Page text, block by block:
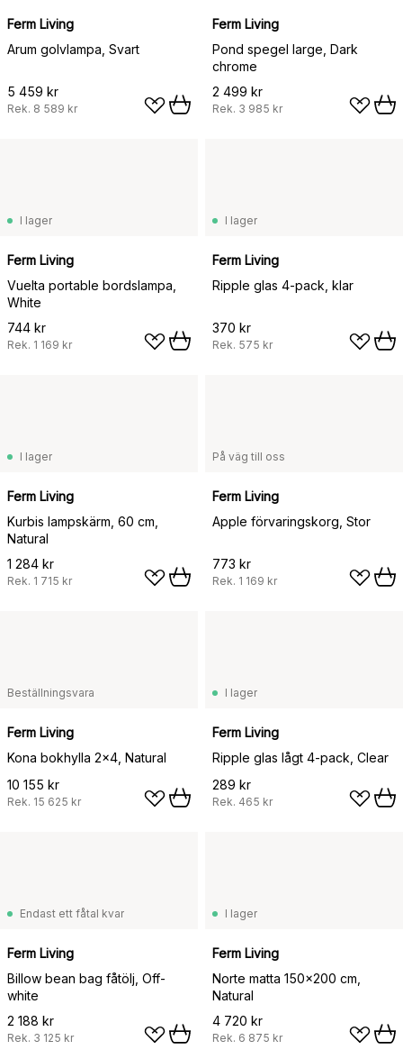
Ferm Living
Arum golvlampa, Svart
5 459 kr
Rek. 8 589 kr
Ferm Living
Pond spegel large, Dark
chrome
2 499 kr
Rek. 3 985 kr
I lager
Ferm Living
Vuelta portable bordslampa,
White
744 kr
Rek. 1 169 kr
I lager
Ferm Living
Ripple glas 4-pack, klar
370 kr
Rek. 575 kr
I lager
Ferm Living
Kurbis lampskärm, 60 cm,
Natural
1 284 kr
Rek. 1 715 kr
På väg till oss
Ferm Living
Apple förvaringskorg, Stor
773 kr
Rek. 1 169 kr
Beställningsvara
Ferm Living
Kona bokhylla 2x4, Natural
10 155 kr
Rek. 15 625 kr
I lager
Ferm Living
Ripple glas lågt 4-pack, Clear
289 kr
Rek. 465 kr
Endast ett fåtal kvar
Ferm Living
Billow bean bag fåtölj, Off-
white
2 188 kr
Rek. 3 125 kr
I lager
Ferm Living
Norte matta 150x200 cm,
Natural
4 720 kr
Rek. 6 875 kr